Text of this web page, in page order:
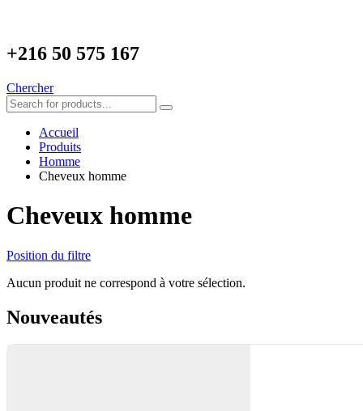
+216 50 575 167
Chercher
Accueil
Produits
Homme
Cheveux homme
Cheveux homme
Position du filtre
Aucun produit ne correspond à votre sélection.
Nouveautés